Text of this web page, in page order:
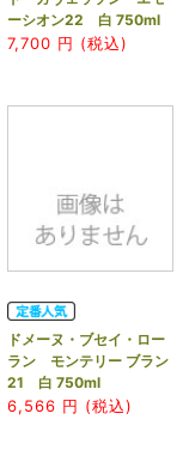
ーシオン22 白 750ml
7,700 円 (税込)
ドメーヌ・ブセイ・ロー
ラン モンテリー ブラン
21 白 750ml
6,566 円 (税込)